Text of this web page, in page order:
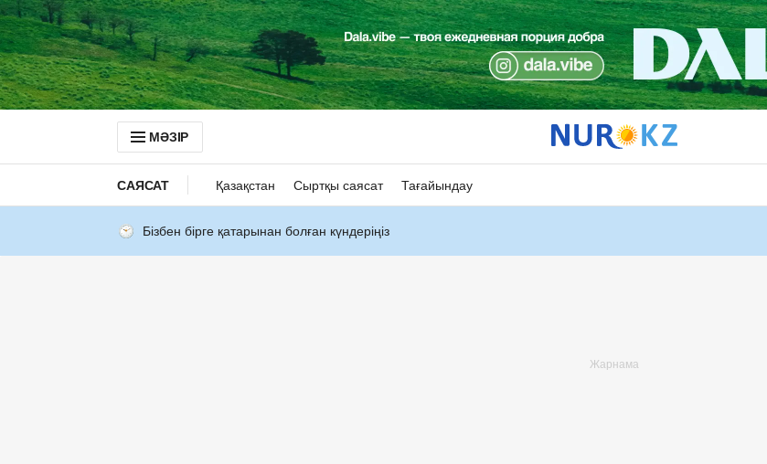
МӘЗІР
САЯСАТ Қазақстан Сыртқы саясат Тағайындау
Бізбен бірге қатарынан болған күндеріңіз